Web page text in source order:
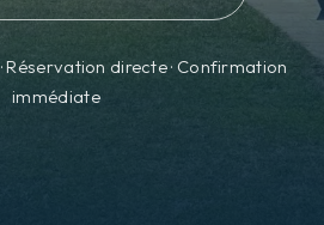
· Réservation directe · Confirmation
immédiate